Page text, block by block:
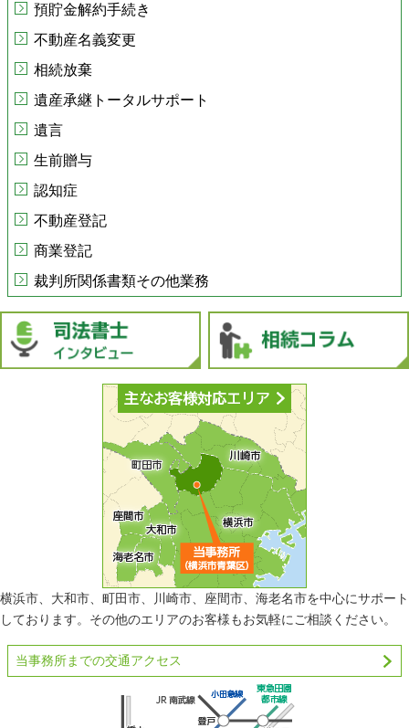
預貯金解約手続き
不動産名義変更
相続放棄
遺産承継トータルサポート
遺言
生前贈与
認知症
不動産登記
商業登記
裁判所関係書類その他業務
横浜市、大和市、町田市、川崎市、座間市、海老名市を中心にサポート
しております。その他のエリアのお客様もお気軽にご相談ください。
当事務所までの交通アクセス